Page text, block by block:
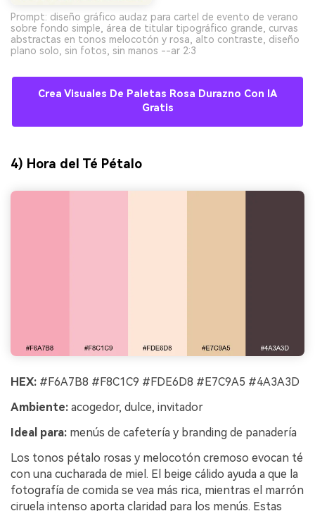
Prompt: diseño gráfico audaz para cartel de evento de verano
sobre fondo simple, área de titular tipográfico grande, curvas
abstractas en tonos melocotón y rosa, alto contraste, diseño
plano solo, sin fotos, sin manos --ar 2:3
Crea Visuales De Paletas Rosa Durazno Con IA
Gratis
4) Hora del Té Pétalo
HEX: #F6A7B8 #F8C1C9 #FDE6D8 #E7C9A5 #4A3A3D
Ambiente: acogedor, dulce, invitador
Ideal para: menús de cafetería y branding de panadería
Los tonos pétalo rosas y melocotón cremoso evocan té
con una cucharada de miel. El beige cálido ayuda a que la
fotografía de comida se vea más rica, mientras el marrón
ciruela intenso aporta claridad para los menús. Estas